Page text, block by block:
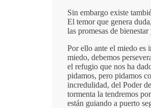
Sin embargo existe
El temor que genera
las promesas de
Por ello ante el miedo es
miedo, debemos
el refugio que nos ha
pidamos, pero pidamos
incredulidad, del Poder
tormenta la tendremos
están guiando a puerto